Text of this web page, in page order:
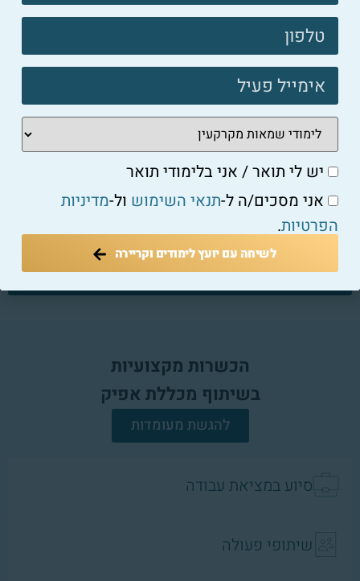
הכשרות מקצועיות
בשיתוף מכללת אפיק
להגשת מעומדות
סיוע במציאת עבודה
שיתופי פעולה
פוטר
יש לי תואר / אני בלימודי תואר
אני מסכים/ה ל-תנאי השימוש ול-מדיניות
הפרטיות.
לשיחה עם יועץ לימודים וקריירה